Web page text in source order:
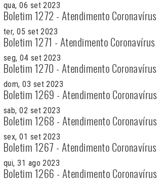
qua, 06 set 2023
Boletim 1272 - Atendimento Coronavírus
ter, 05 set 2023
Boletim 1271 - Atendimento Coronavírus
seg, 04 set 2023
Boletim 1270 - Atendimento Coronavírus
dom, 03 set 2023
Boletim 1269 - Atendimento Coronavírus
sab, 02 set 2023
Boletim 1268 - Atendimento Coronavírus
sex, 01 set 2023
Boletim 1267 - Atendimento Coronavírus
qui, 31 ago 2023
Boletim 1266 - Atendimento Coronavírus